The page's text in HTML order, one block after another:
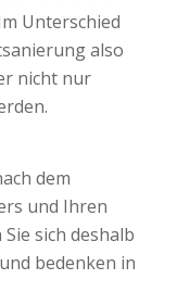
Unterschied
also
nicht nur
dem
und Ihren
sich deshalb
bedenken in